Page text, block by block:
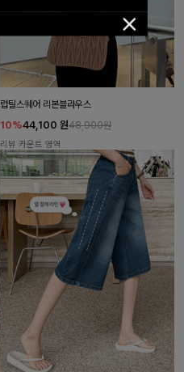
럽틸스퀘어 리본블라우스
10%44,100 원48,900원
리뷰 카운트 영역